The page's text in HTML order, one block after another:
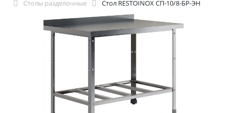
Столы разделочные
Стол RESTOINOX СП-10/8-БР-ЭН